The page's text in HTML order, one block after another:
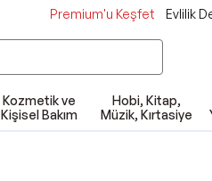
Premium'u Keşfet Evlilik
Kozmetik ve
Kişisel Bakım
Hobi, Kitap,
Müzik, Kırtasiye